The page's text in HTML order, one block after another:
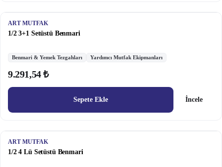
ART MUTFAK
1/2 3+1 Setüstü Benmari
Benmari & Yemek Tezgahları Yardımcı Mutfak Ekipmanları
9.291,54 ₺
Sepete Ekle İncele
ART MUTFAK
1/2 4 Lü Setüstü Benmari